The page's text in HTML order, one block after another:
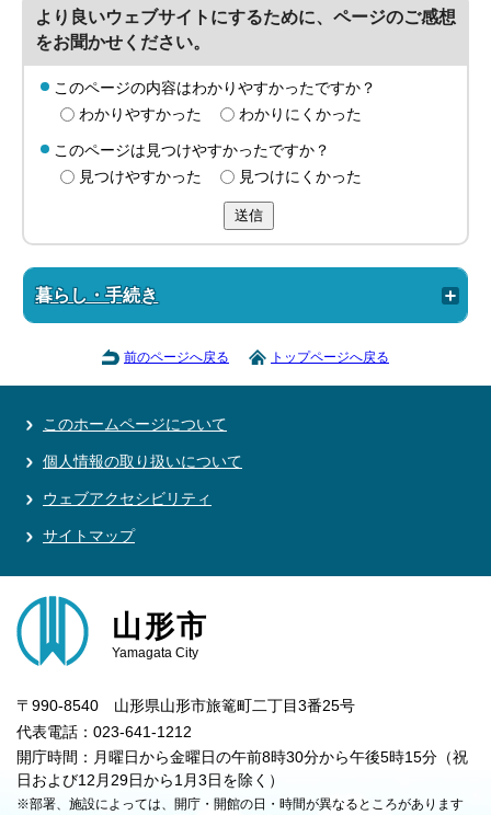
より良いウェブサイトにするために、ページのご感想
をお聞かせください。
このページの内容はわかりやすかったですか？
わかりやすかった
わかりにくかった
このページは見つけやすかったですか？
見つけやすかった
見つけにくかった
送信
暮らし・手続き
前のページへ戻る トップページへ戻る
このホームページについて
個人情報の取り扱いについて
ウェブアクセシビリティ
サイトマップ
山形市
Yamagata City
〒990-8540 山形県山形市旅篭町二丁目3番25号
代表電話：023-641-1212
開庁時間：月曜日から金曜日の午前8時30分から午後5時15分（祝
日および12月29日から1月3日を除く）
※部署、施設によっては、開庁・開館の日・時間が異なるところがあります